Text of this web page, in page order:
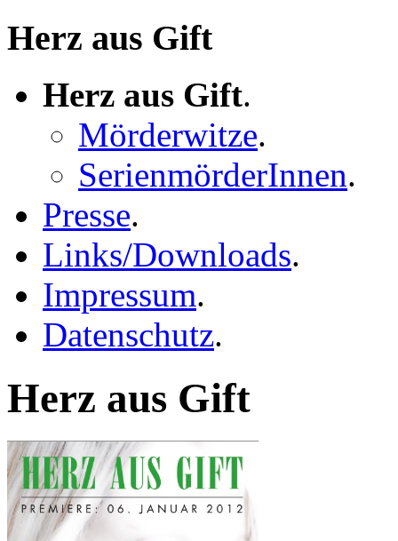
Herz aus Gift
Herz aus Gift.
Mörderwitze.
SerienmörderInnen.
Presse.
Links/Downloads.
Impressum.
Datenschutz.
Herz aus Gift